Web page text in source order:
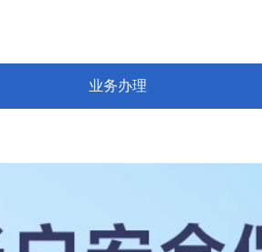
业务办理